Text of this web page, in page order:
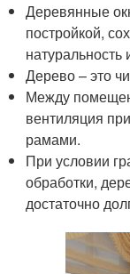
Деревянные
постройкой,
натуральность
Дерево – это
Между
вентиляция
рамами.
При условии
обработки,
достаточно